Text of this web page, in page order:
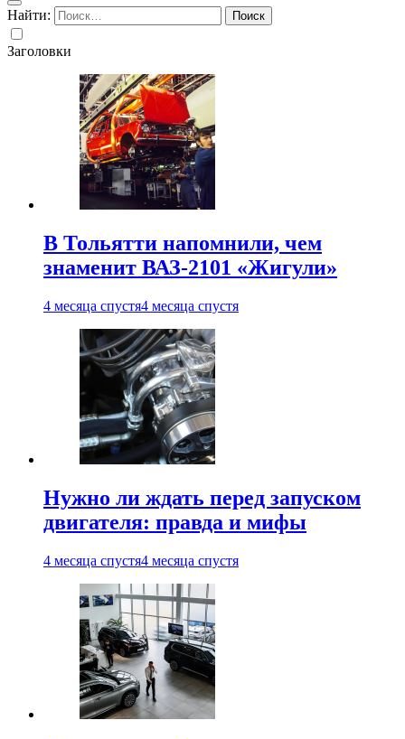
Найти:
Заголовки
В Тольятти напомнили, чем
знаменит ВАЗ-2101 «Жигули»
4 месяца спустя4 месяца спустя
Нужно ли ждать перед запуском
двигателя: правда и мифы
4 месяца спустя4 месяца спустя